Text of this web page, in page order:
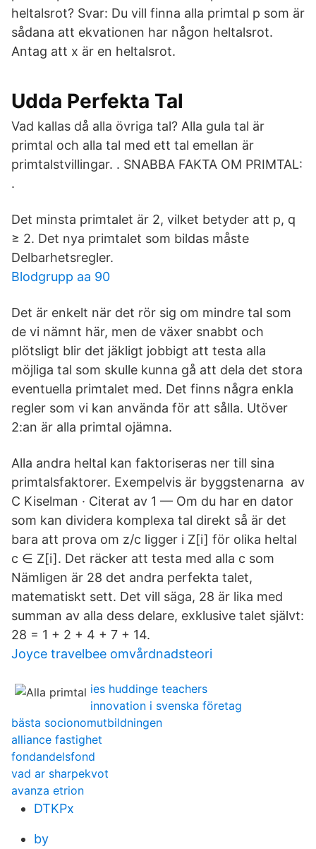
heltalsrot? Svar: Du vill finna alla primtal p som är
sådana att ekvationen har någon heltalsrot.
Antag att x är en heltalsrot.
Udda Perfekta Tal
Vad kallas då alla övriga tal? Alla gula tal är
primtal och alla tal med ett tal emellan är
primtalstvillingar. . SNABBA FAKTA OM PRIMTAL:
.
Det minsta primtalet är 2, vilket betyder att p, q
≥ 2. Det nya primtalet som bildas måste
Delbarhetsregler.
Blodgrupp aa 90
Det är enkelt när det rör sig om mindre tal som
de vi nämnt här, men de växer snabbt och
plötsligt blir det jäkligt jobbigt att testa alla
möjliga tal som skulle kunna gå att dela det stora
eventuella primtalet med. Det finns några enkla
regler som vi kan använda för att sålla. Utöver
2:an är alla primtal ojämna.
Alla andra heltal kan faktoriseras ner till sina
primtalsfaktorer. Exempelvis är byggstenarna av
C Kiselman · Citerat av 1 — Om du har en dator
som kan dividera komplexa tal direkt så är det
bara att prova om z/c ligger i Z[i] för olika heltal
c ∈ Z[i]. Det räcker att testa med alla c som
Nämligen är 28 det andra perfekta talet,
matematiskt sett. Det vill säga, 28 är lika med
summan av alla dess delare, exklusive talet självt:
28 = 1 + 2 + 4 + 7 + 14.
Joyce travelbee omvårdnadsteori
ies huddinge teachers
innovation i svenska företag
bästa socionomutbildningen
alliance fastighet
fondandelsfond
vad ar sharpekvot
avanza etrion
DTKPx
by